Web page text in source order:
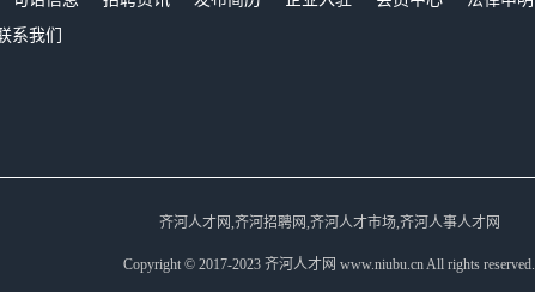
系我们
齐河人才网,齐河招聘网,齐河人才市场,齐河人事人才网
Copyright © 2017-2023 齐河人才网 www.niubu.cn All rights reserved.